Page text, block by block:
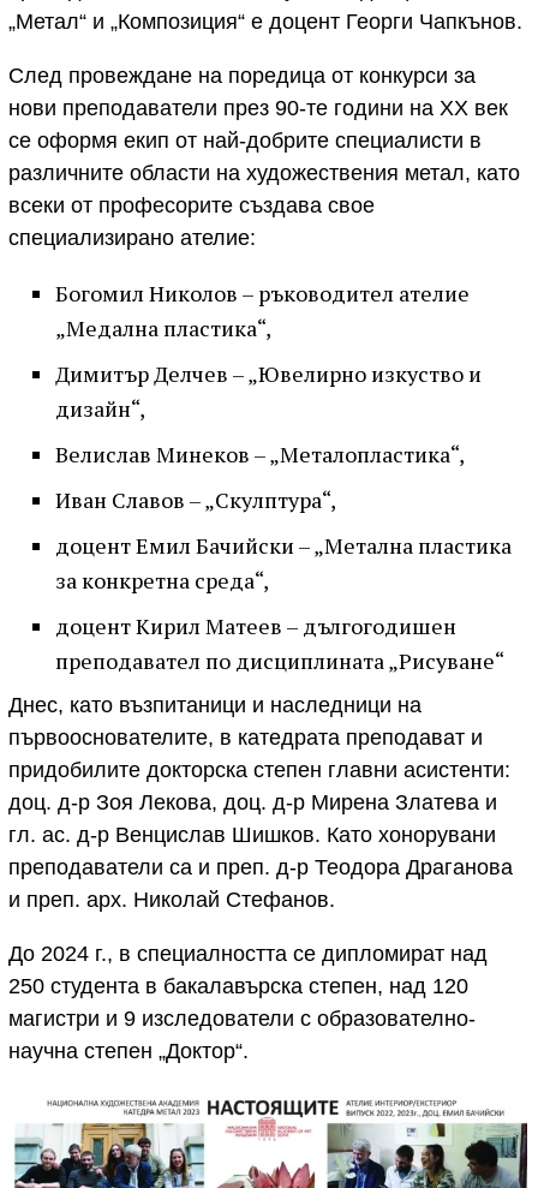
„Метал“ и „Композиция“ е доцент Георги Чапкънов.
След провеждане на поредица от конкурси за
нови преподаватели през 90-те години на ХХ век
се оформя екип от най-добрите специалисти в
различните области на художествения метал, като
всеки от професорите създава свое
специализирано ателие:
Богомил Николов – ръководител ателие
„Медална пластика“,
Димитър Делчев – „Ювелирно изкуство и
дизайн“,
Велислав Минеков – „Металопластика“,
Иван Славов – „Скулптура“,
доцент Емил Бачийски – „Метална пластика
за конкретна среда“,
доцент Кирил Матеев – дългогодишен
преподавател по дисциплината „Рисуване“
Днес, като възпитаници и наследници на
първооснователите, в катедрата преподават и
придобилите докторска степен главни асистенти:
доц. д-р Зоя Лекова, доц. д-р Мирена Златева и
гл. ас. д-р Венцислав Шишков. Като хонорувани
преподаватели са и преп. д-р Теодора Драганова
и преп. арх. Николай Стефанов.
До 2024 г., в специалността се дипломират над
250 студента в бакалавърска степен, над 120
магистри и 9 изследователи с образователно-
научна степен „Доктор“.